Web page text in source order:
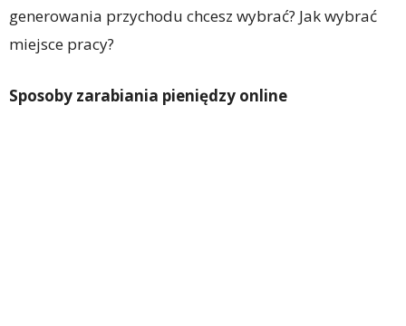
generowania przychodu chcesz wybrać? Jak wybrać
miejsce pracy?
Sposoby zarabiania pieniędzy online